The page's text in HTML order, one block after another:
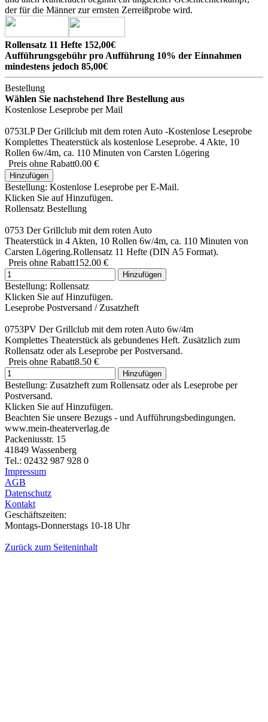
der für die Männer zur ernsten Zerreißprobe wird.
Rollensatz 11 Hefte 152,00€
Aufführungsgebühr pro Aufführung 10% der Einnahmen
mindestens jedoch 85,00€
Bestellung
Wählen Sie nachstehend Ihre Bestellung aus
Kostenlose Leseprobe per Mail
0753LP Der Grillclub mit dem roten Auto -Kostenlose Leseprobe
Komplettes Theaterstück als kostenlose Leseprobe. 4 Akte, 10
Rollen 6w/4m, ca. 110 Minuten von Carsten Lögering
Preis ohne Rabatt0.00 €
Hinzufügen
Bestellung: Kostenlose Leseprobe per E-Mail.
Klicken Sie auf Hinzufügen.
Rollensatz Bestellung
0753 Der Grillclub mit dem roten Auto
Theaterstück in 4 Akten, 10 Rollen 6w/4m, ca. 110 Minuten von
Carsten Lögering.Rollensatz 11 Hefte (DIN A5 Format).
Preis ohne Rabatt152.00 €
Hinzufügen
Bestellung: Rollensatz
Klicken Sie auf Hinzufügen.
Leseprobe Postversand / Zusatzheft
0753PV Der Grillclub mit dem roten Auto 6w/4m
Komplettes Theaterstück als gebundenes Heft. Zusätzlich zum
Rollensatz oder als Leseprobe per Postversand.
Preis ohne Rabatt8.50 €
Hinzufügen
Bestellung: Zusatzheft zum Rollensatz oder als Leseprobe per
Postversand.
Klicken Sie auf Hinzufügen.
Beachten Sie unsere Bezugs - und Aufführungsbedingungen.
www.mein-theaterverlag.de
Packeniusstr. 15
41849 Wassenberg
Tel.: 02432 987 928 0
Impressum
AGB
Datenschutz
Kontakt
Geschäftszeiten:
Montags-Donnerstags 10-18 Uhr
Zurück zum Seiteninhalt